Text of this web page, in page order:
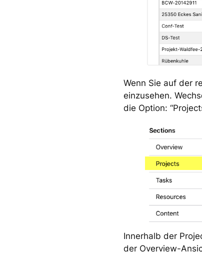
Wenn Sie auf der
einzusehen.
die Option:
Innerhalb der
der Overview-